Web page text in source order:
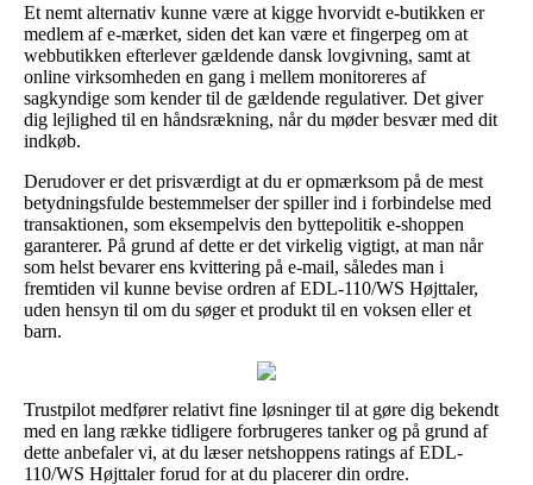
Et nemt alternativ kunne være at kigge hvorvidt e-butikken er
medlem af e-mærket, siden det kan være et fingerpeg om at
webbutikken efterlever gældende dansk lovgivning, samt at
online virksomheden en gang i mellem monitoreres af
sagkyndige som kender til de gældende regulativer. Det giver
dig lejlighed til en håndsrækning, når du møder besvær med dit
indkøb.
Derudover er det prisværdigt at du er opmærksom på de mest
betydningsfulde bestemmelser der spiller ind i forbindelse med
transaktionen, som eksempelvis den byttepolitik e-shoppen
garanterer. På grund af dette er det virkelig vigtigt, at man når
som helst bevarer ens kvittering på e-mail, således man i
fremtiden vil kunne bevise ordren af EDL-110/WS Højttaler,
uden hensyn til om du søger et produkt til en voksen eller et
barn.
Trustpilot medfører relativt fine løsninger til at gøre dig bekendt
med en lang række tidligere forbrugeres tanker og på grund af
dette anbefaler vi, at du læser netshoppens ratings af EDL-
110/WS Højttaler forud for at du placerer din ordre.